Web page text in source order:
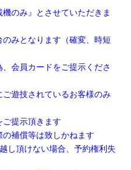
のみ』とさせていただきま
みとなります（確変、時短
会員カードをご提示くださ
遊技されているお客様のみ
提示頂きます
補償等は致しかねます
し頂けない場合、予約権利失